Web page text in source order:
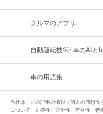
クルマのアプリ
自動運転技術･車のAIと
車の用語集
当社は、この記事の情報（個人の感想
について、正確性、完全性、有益性、